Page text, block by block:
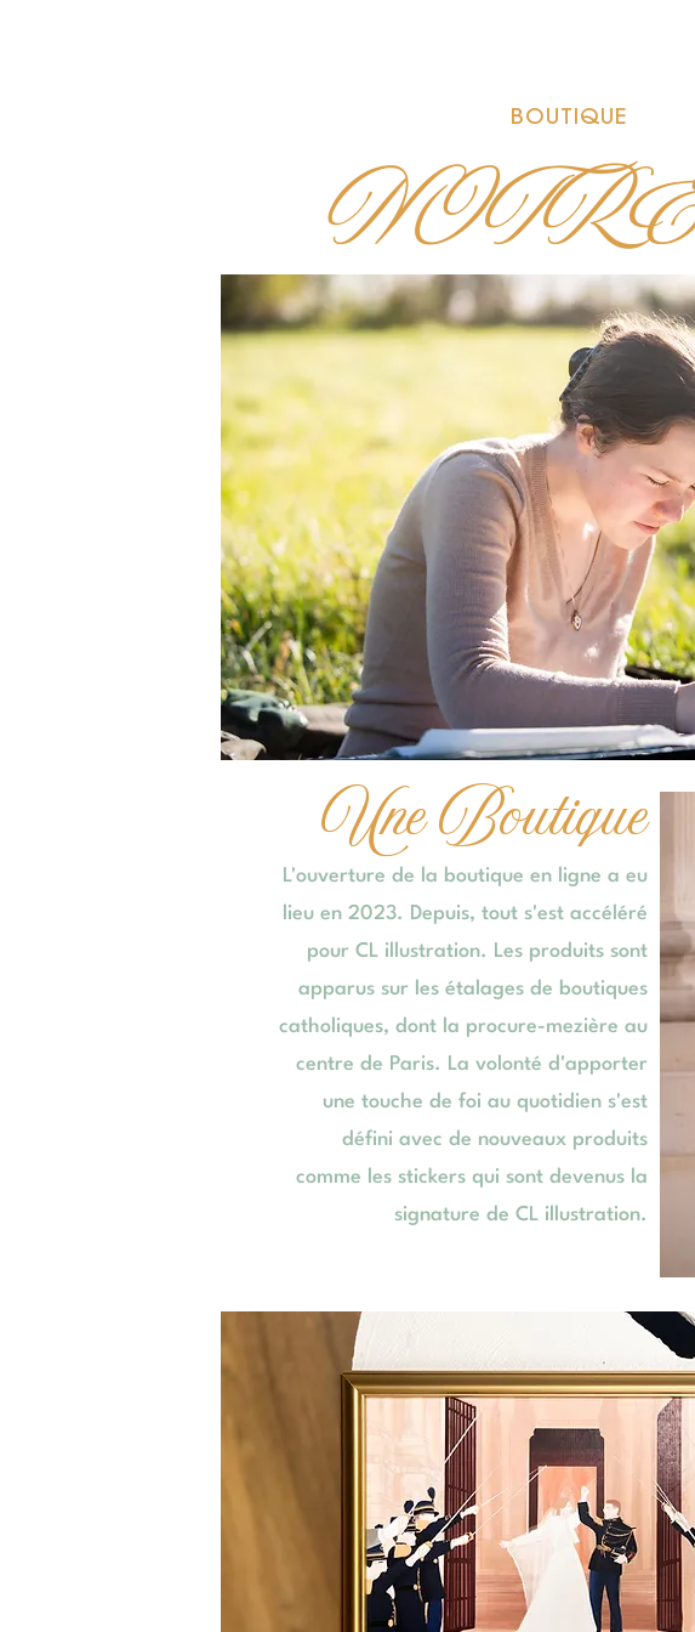
BOUTIQUE
Une Boutique
L'ouverture de la boutique en ligne a eu
lieu en 2023. Depuis, tout s'est accéléré
pour CL illustration. Les produits sont
apparus sur les étalages de boutiques
catholiques, dont la procure-mezière au
centre de Paris. La volonté d'apporter
une touche de foi au quotidien s'est
défini avec de nouveaux produits
comme les stickers qui sont devenus la
signature de CL illustration.